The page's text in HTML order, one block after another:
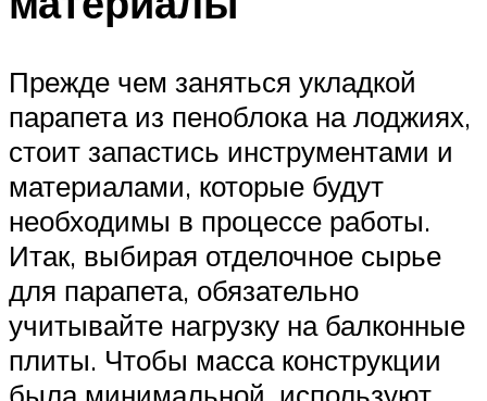
Прежде чем заняться укладкой
парапета из пеноблока на лоджиях,
стоит запастись инструментами и
материалами, которые будут
необходимы в процессе работы.
Итак, выбирая отделочное сырье
для парапета, обязательно
учитывайте нагрузку на балконные
плиты. Чтобы масса конструкции